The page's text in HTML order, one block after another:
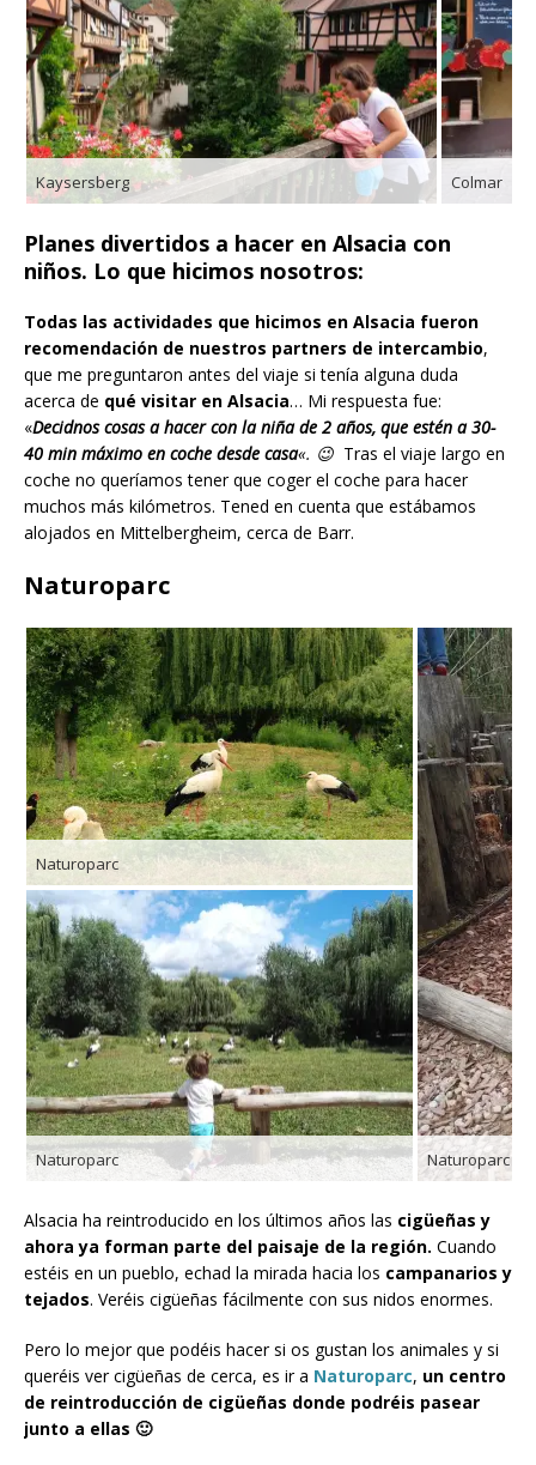
Kaysersberg Colmar
Planes divertidos a hacer en Alsacia con
niños. Lo que hicimos nosotros:
Todas las actividades que hicimos en Alsacia fueron
recomendación de nuestros partners de intercambio,
que me preguntaron antes del viaje si tenía alguna duda
acerca de qué visitar en Alsacia… Mi respuesta fue:
«Decidnos cosas a hacer con la niña de 2 años, que estén a 30-
40 min máximo en coche desde casa«. 😉 Tras el viaje largo en
coche no queríamos tener que coger el coche para hacer
muchos más kilómetros. Tened en cuenta que estábamos
alojados en Mittelbergheim, cerca de Barr.
Naturoparc
Naturoparc
Naturoparc Naturoparc
Alsacia ha reintroducido en los últimos años las cigüeñas y
ahora ya forman parte del paisaje de la región. Cuando
estéis en un pueblo, echad la mirada hacia los campanarios y
tejados. Veréis cigüeñas fácilmente con sus nidos enormes.
Pero lo mejor que podéis hacer si os gustan los animales y si
queréis ver cigüeñas de cerca, es ir a Naturoparc, un centro
de reintroducción de cigüeñas donde podréis pasear
junto a ellas 🙂